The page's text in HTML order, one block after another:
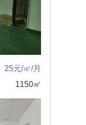
25元/㎡/月
1150㎡